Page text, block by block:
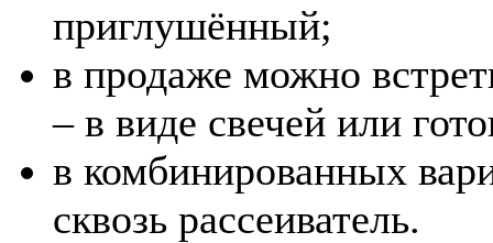
приглушённый;
в продаже можно
– в виде свечей или
в комбинированных
сквозь рассеиватель.